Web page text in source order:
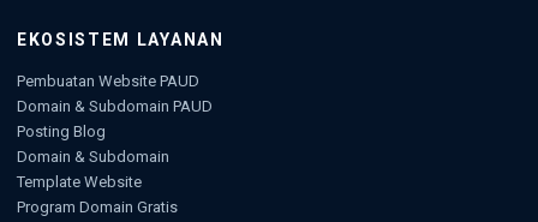
EKOSISTEM LAYANAN
Pembuatan Website PAUD
Domain & Subdomain PAUD
Posting Blog
Domain & Subdomain
Template Website
Program Domain Gratis